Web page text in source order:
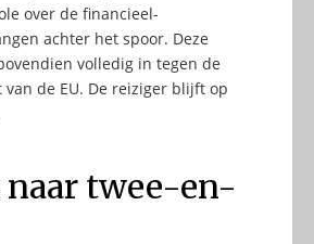
over de financieel-
achter het spoor. Deze
volledig in tegen de
de EU. De reiziger blijft op
naar twee-en-